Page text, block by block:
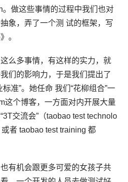
做这些事情的过程中我们也对
象，弄了一个测 试的框架，写
。
么多事情，有这样的实力，就
们的影响力，于是我们提出了
准”。她任命 我们“花柳组合”一
这个博客，一方面对内开展大量
交流会”（taobao test technolo
者 taobao test training 都
有机会跟更多可爱的女孩子共